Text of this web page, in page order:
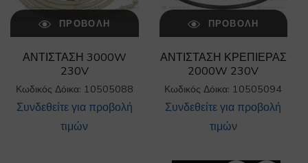
ΠΡΟΒΟΛΉ
ΑΝΤΙΣΤΑΣΗ 3000W
230V
Κωδικός Δόικα: 10505088
Συνδεθείτε για προβολή
τιμών
ΠΡΟΒΟΛΉ
ΑΝΤΙΣΤΑΣΗ ΚΡΕΠΙΕΡΑΣ
2000W 230V
Κωδικός Δόικα: 10505094
Συνδεθείτε για προβολή
τιμών